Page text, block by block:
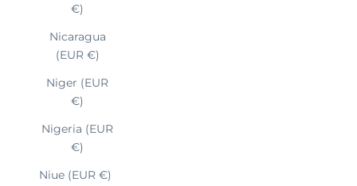
€)
Nicaragua
(EUR €)
Niger (EUR
€)
Nigeria (EUR
€)
Niue (EUR €)